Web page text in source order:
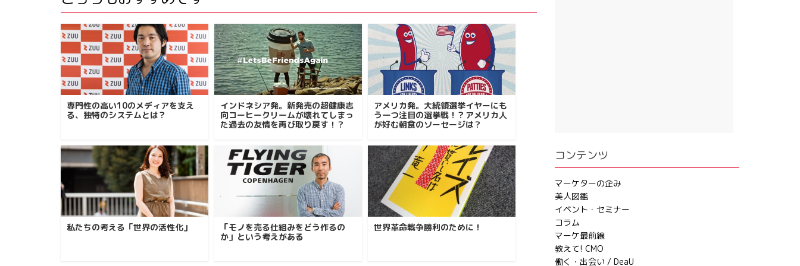
専門性の高い10のメディアを支え
る、独特のシステムとは？
インドネシア発。新発売の超健康志
向コーヒークリームが壊れてしまっ
た過去の友情を再び取り戻す！？
アメリカ発。大統領選挙イヤーにも
う一つ注目の選挙戦！？アメリカ人
が好む朝食のソーセージは？
私たちの考える「世界の活性化」
「モノを売る仕組みをどう作るの
か」という考えがある
世界革命戦争勝利のために！
コンテンツ
マーケターの企み
美人図鑑
イベント・セミナー
コラム
マーケ最前線
教えて! CMO
働く・出会い / DeaU